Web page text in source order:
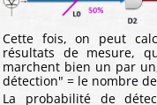
Cette fois, on peut
résultats de mesure,
marchent bien un par
détection" = le nombre
La probabilité de